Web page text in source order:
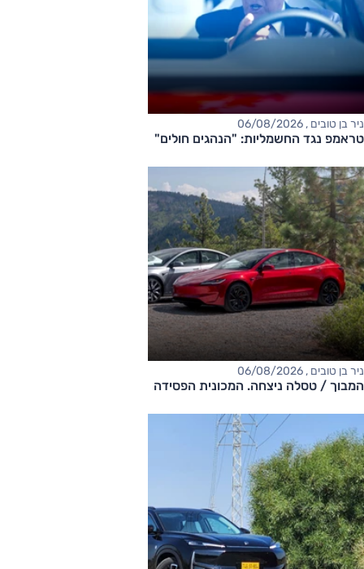
ניר בן טובים , 06/08/2026
טראמפ נגד החשמליות: "הנהגים חולים"
ניר בן טובים , 06/08/2026
המבוך / טסלה ניצחה. המכונית הפסידה